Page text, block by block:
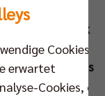
für Fans
Fanblock
man sich
aus
Cookies,
erwartet
Cookies, die